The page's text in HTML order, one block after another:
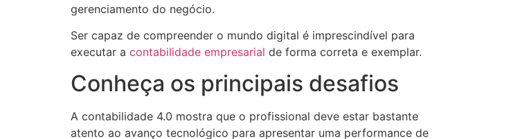
gerenciamento do negócio.
Ser capaz de compreender o mundo digital é imprescindível para
executar a contabilidade empresarial de forma correta e exemplar.
Conheça os principais desafios
A contabilidade 4.0 mostra que o profissional deve estar bastante
atento ao avanço tecnológico para apresentar uma performance de